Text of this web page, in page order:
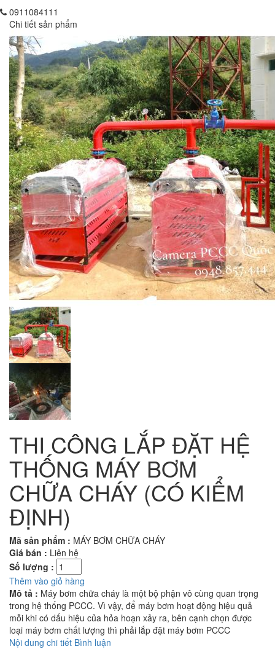
0911084111
Chi tiết sản phẩm
THI CÔNG LẮP ĐẶT HỆ
THỐNG MÁY BƠM
CHỮA CHÁY (CÓ KIỂM
ĐỊNH)
Mã sản phẩm : MÁY BƠM CHỮA CHÁY
Giá bán : Liên hệ
Số lượng :
Thêm vào giỏ hàng
Mô tả : Máy bơm chữa cháy là một bộ phận vô cùng quan trọng
trong hệ thống PCCC. Vì vậy, để máy bơm hoạt động hiệu quả
mỗi khi có dấu hiệu của hỏa hoạn xảy ra, bên cạnh chọn được
loại máy bơm chất lượng thì phải lắp đặt máy bơm PCCC
Nội dung chi tiết Bình luận